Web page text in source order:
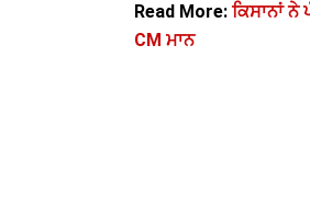
Read More: ਕਿਸਾਨਾਂ
CM ਮਾਨ